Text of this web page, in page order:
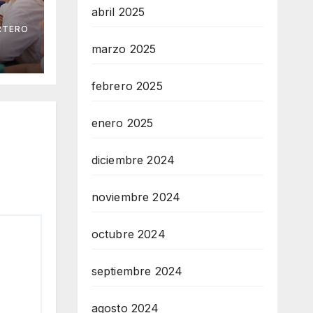
abril 2025
marzo 2025
febrero 2025
enero 2025
diciembre 2024
noviembre 2024
octubre 2024
septiembre 2024
agosto 2024